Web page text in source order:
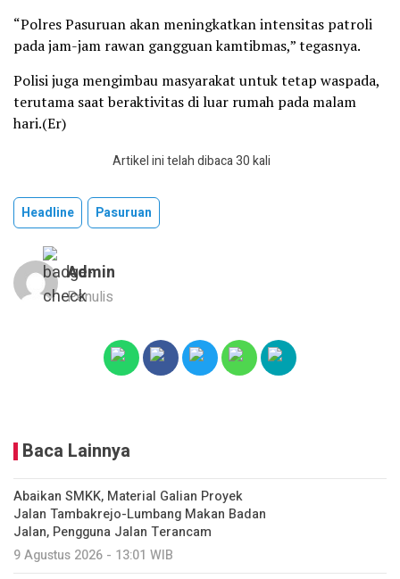
“Polres Pasuruan akan meningkatkan intensitas patroli
pada jam-jam rawan gangguan kamtibmas,” tegasnya.
Polisi juga mengimbau masyarakat untuk tetap waspada,
terutama saat beraktivitas di luar rumah pada malam
hari.(Er)
Artikel ini telah dibaca 30 kali
Headline Pasuruan
Admin
Penulis
Baca Lainnya
Abaikan SMKK, Material Galian Proyek
Jalan Tambakrejo-Lumbang Makan Badan
Jalan, Pengguna Jalan Terancam
9 Agustus 2026 - 13:01 WIB